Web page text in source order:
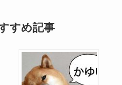
すめ記事